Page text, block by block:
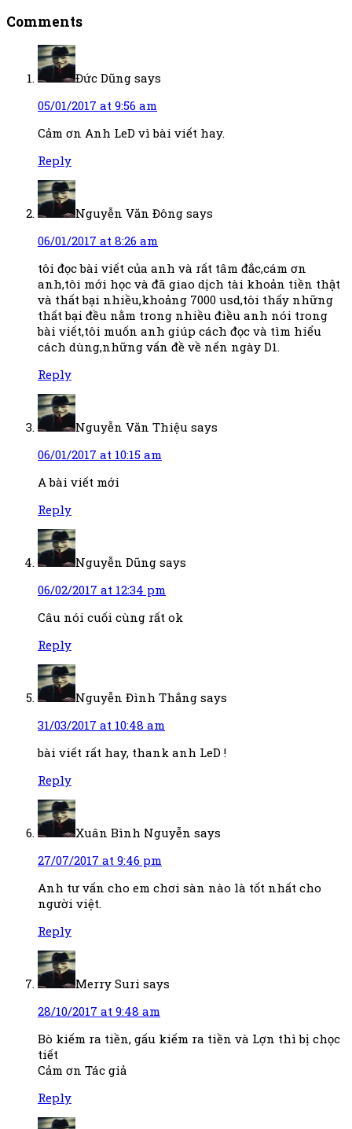
Reader
Interactions
Comments
Đức Dũng says
05/01/2017 at 9:56 am
Cảm ơn Anh LeD vì bài viết hay.
Reply
Nguyễn Văn Đông says
06/01/2017 at 8:26 am
tôi đọc bài viết của anh và rất tâm đắc,cám ơn
anh,tôi mới học và đã giao dịch tài khoản tiền thật
và thất bại nhiều,khoảng 7000 usd,tôi thấy những
thất bại đều nằm trong nhiều điều anh nói trong
bài viết,tôi muốn anh giúp cách đọc và tìm hiểu
cách dùng,những vấn đề về nến ngày D1.
Reply
Nguyễn Văn Thiệu says
06/01/2017 at 10:15 am
A bài viết mới
Reply
Nguyễn Dũng says
06/02/2017 at 12:34 pm
Câu nói cuối cùng rất ok
Reply
Nguyễn Đình Thắng says
31/03/2017 at 10:48 am
bài viết rất hay, thank anh LeD !
Reply
Xuân Bình Nguyễn says
27/07/2017 at 9:46 pm
Anh tư vấn cho em chơi sàn nào là tốt nhất cho
người việt.
Reply
Merry Suri says
28/10/2017 at 9:48 am
Bò kiếm ra tiền, gấu kiếm ra tiền và Lợn thì bị chọc
tiết
Cảm ơn Tác giả
Reply